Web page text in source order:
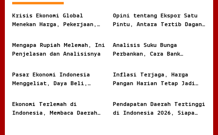
a
v
g
a
t
i
o
n
Krisis Ekonomi Global
Menekan Harga, Pekerjaan,
Opini tentang Ekspor Satu
Pintu, Antara Tertib Dagang
Mengapa Rupiah Melemah, Ini
Penjelasan dan Analisisnya
Analisis Suku Bunga
Perbankan, Cara Bank
Nasabah
Pasar Ekonomi Indonesia
Menggeliat, Daya Beli,
Jadi Sorotan
Inflasi Terjaga, Harga
Pangan Harian Tetap Jadi
Ekonomi Terlemah di
Indonesia, Membaca Daerah
Pendapatan Daerah Tertinggi
di Indonesia 2026, Siapa